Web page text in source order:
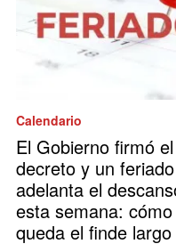
Calendario
El Gobierno firmó el
decreto y un feriado
adelanta el
esta semana: cómo
queda el finde largo